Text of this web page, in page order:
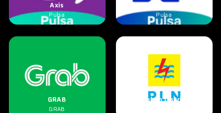
Axis
Pulsa Pulsa
GRAB
GRAB
Token Listrik